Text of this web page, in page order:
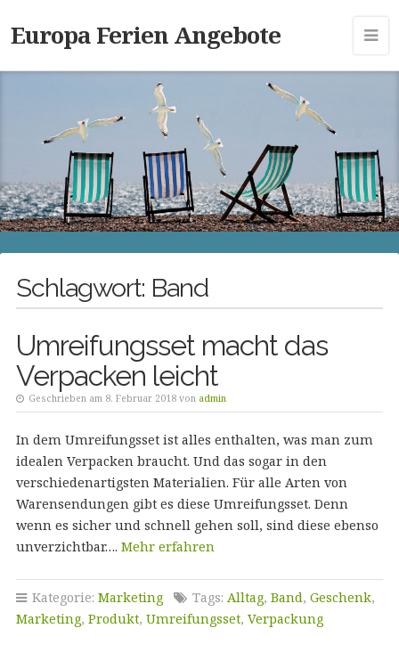
Europa Ferien Angebote
Schlagwort: Band
Umreifungsset macht das
Verpacken leicht
Geschrieben am 8. Februar 2018 von admin
In dem Umreifungsset ist alles enthalten, was man zum
idealen Verpacken braucht. Und das sogar in den
verschiedenartigsten Materialien. Für alle Arten von
Warensendungen gibt es diese Umreifungsset. Denn
wenn es sicher und schnell gehen soll, sind diese ebenso
unverzichtbar…. Mehr erfahren
Kategorie: Marketing Tags: Alltag, Band, Geschenk,
Marketing, Produkt, Umreifungsset, Verpackung